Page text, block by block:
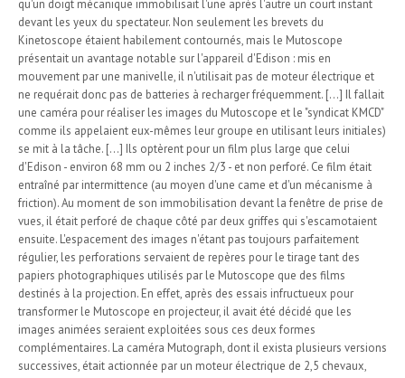
qu'un doigt mécanique immobilisait l'une après l'autre un court instant
devant les yeux du spectateur. Non seulement les brevets du
Kinetoscope étaient habilement contournés, mais le Mutoscope
présentait un avantage notable sur l'appareil d'Edison : mis en
mouvement par une manivelle, il n'utilisait pas de moteur électrique et
ne requérait donc pas de batteries à recharger fréquemment. [...] Il fallait
une caméra pour réaliser les images du Mutoscope et le "syndicat KMCD"
comme ils appelaient eux-mêmes leur groupe en utilisant leurs initiales)
se mit à la tâche. [...] Ils optèrent pour un film plus large que celui
d'Edison - environ 68 mm ou 2 inches 2/3 - et non perforé. Ce film était
entraîné par intermittence (au moyen d'une came et d'un mécanisme à
friction). Au moment de son immobilisation devant la fenêtre de prise de
vues, il était perforé de chaque côté par deux griffes qui s'escamotaient
ensuite. L'espacement des images n'étant pas toujours parfaitement
régulier, les perforations servaient de repères pour le tirage tant des
papiers photographiques utilisés par le Mutoscope que des films
destinés à la projection. En effet, après des essais infructueux pour
transformer le Mutoscope en projecteur, il avait été décidé que les
images animées seraient exploitées sous ces deux formes
complémentaires. La caméra Mutograph, dont il exista plusieurs versions
successives, était actionnée par un moteur électrique de 2,5 chevaux,